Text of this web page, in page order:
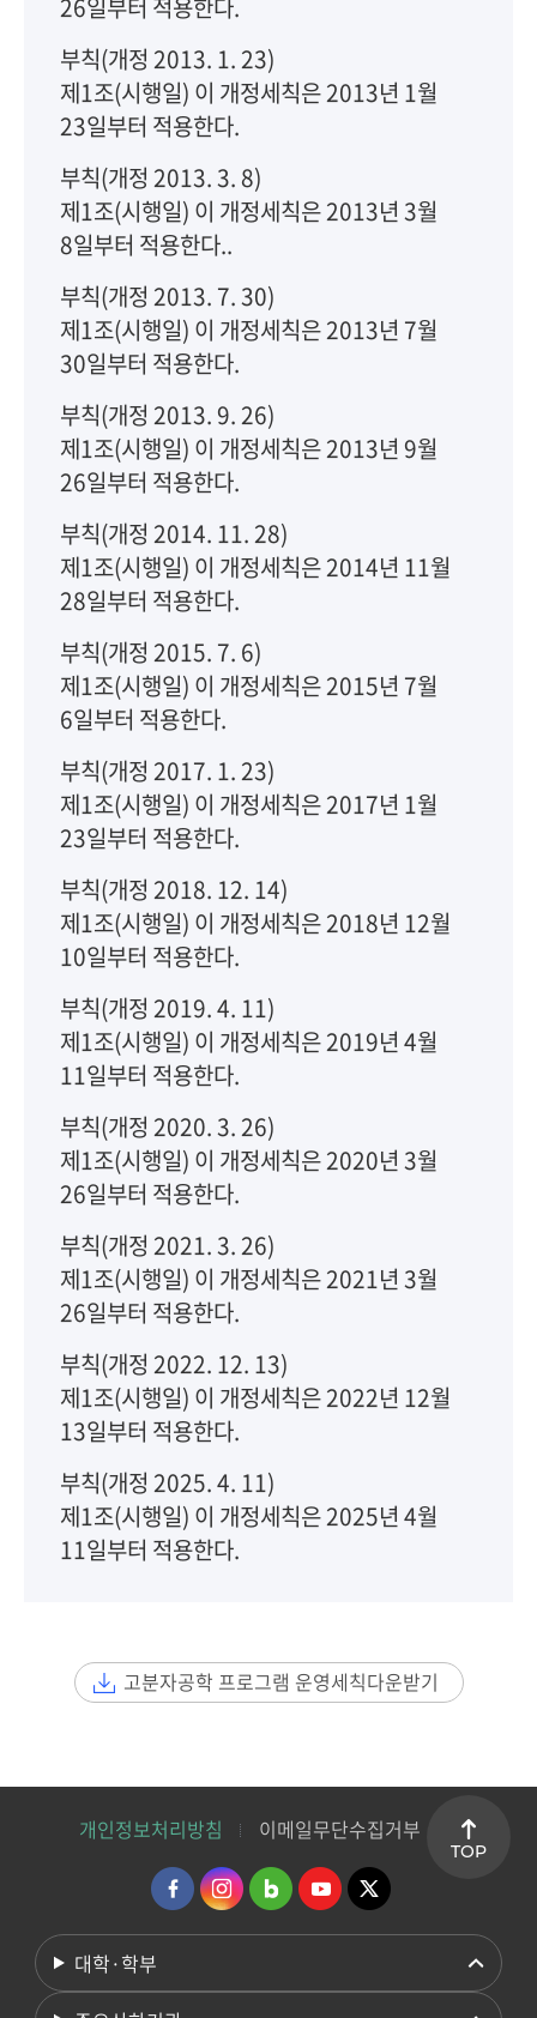
26일부터 적용한다.
부칙(개정 2013. 1. 23)
제1조(시행일) 이 개정세칙은 2013년 1월
23일부터 적용한다.
부칙(개정 2013. 3. 8)
제1조(시행일) 이 개정세칙은 2013년 3월
8일부터 적용한다..
부칙(개정 2013. 7. 30)
제1조(시행일) 이 개정세칙은 2013년 7월
30일부터 적용한다.
부칙(개정 2013. 9. 26)
제1조(시행일) 이 개정세칙은 2013년 9월
26일부터 적용한다.
부칙(개정 2014. 11. 28)
제1조(시행일) 이 개정세칙은 2014년 11월
28일부터 적용한다.
부칙(개정 2015. 7. 6)
제1조(시행일) 이 개정세칙은 2015년 7월
6일부터 적용한다.
부칙(개정 2017. 1. 23)
제1조(시행일) 이 개정세칙은 2017년 1월
23일부터 적용한다.
부칙(개정 2018. 12. 14)
제1조(시행일) 이 개정세칙은 2018년 12월
10일부터 적용한다.
부칙(개정 2019. 4. 11)
제1조(시행일) 이 개정세칙은 2019년 4월
11일부터 적용한다.
부칙(개정 2020. 3. 26)
제1조(시행일) 이 개정세칙은 2020년 3월
26일부터 적용한다.
부칙(개정 2021. 3. 26)
제1조(시행일) 이 개정세칙은 2021년 3월
26일부터 적용한다.
부칙(개정 2022. 12. 13)
제1조(시행일) 이 개정세칙은 2022년 12월
13일부터 적용한다.
부칙(개정 2025. 4. 11)
제1조(시행일) 이 개정세칙은 2025년 4월
11일부터 적용한다.
고분자공학 프로그램 운영세칙다운받기
개인정보처리방침 이메일무단수집거부
대학·학부
TOP